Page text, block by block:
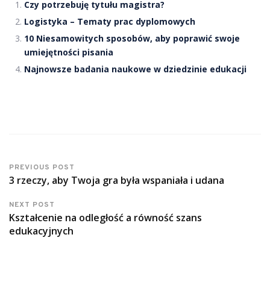
Czy potrzebuję tytułu magistra?
Logistyka – Tematy prac dyplomowych
10 Niesamowitych sposobów, aby poprawić swoje
umiejętności pisania
Najnowsze badania naukowe w dziedzinie edukacji
PREVIOUS POST
3 rzeczy, aby Twoja gra była wspaniała i udana
NEXT POST
Kształcenie na odległość a równość szans
edukacyjnych